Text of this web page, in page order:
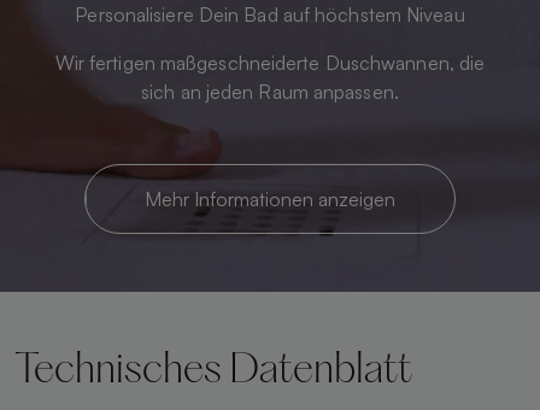
Personalisiere Dein Bad auf höchstem Niveau
Wir fertigen maßgeschneiderte Duschwannen, die
sich an jeden Raum anpassen.
Mehr Informationen anzeigen
Technisches Datenblatt